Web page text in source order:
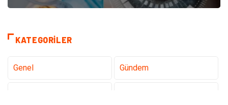
KATEGORILER
Genel Gündem